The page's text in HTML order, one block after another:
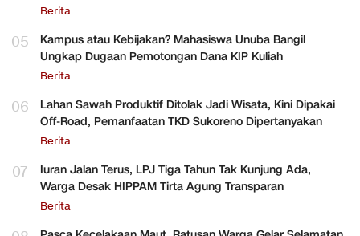
Berita
05
Kampus atau Kebijakan? Mahasiswa Unuba Bangil
Ungkap Dugaan Pemotongan Dana KIP Kuliah
Berita
06
Lahan Sawah Produktif Ditolak Jadi Wisata, Kini Dipakai
Off-Road, Pemanfaatan TKD Sukoreno Dipertanyakan
Berita
07
Iuran Jalan Terus, LPJ Tiga Tahun Tak Kunjung Ada,
Warga Desak HIPPAM Tirta Agung Transparan
Berita